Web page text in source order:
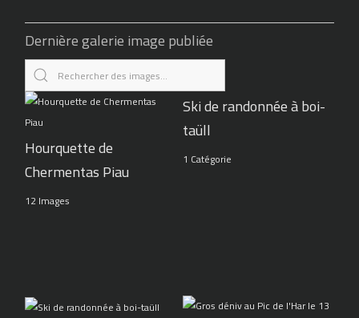
Dernière galerie image publiée
Hourquette de
Chermentas Piau
12 Images
Ski de randonnée à boi-
taüll
1 Catégorie